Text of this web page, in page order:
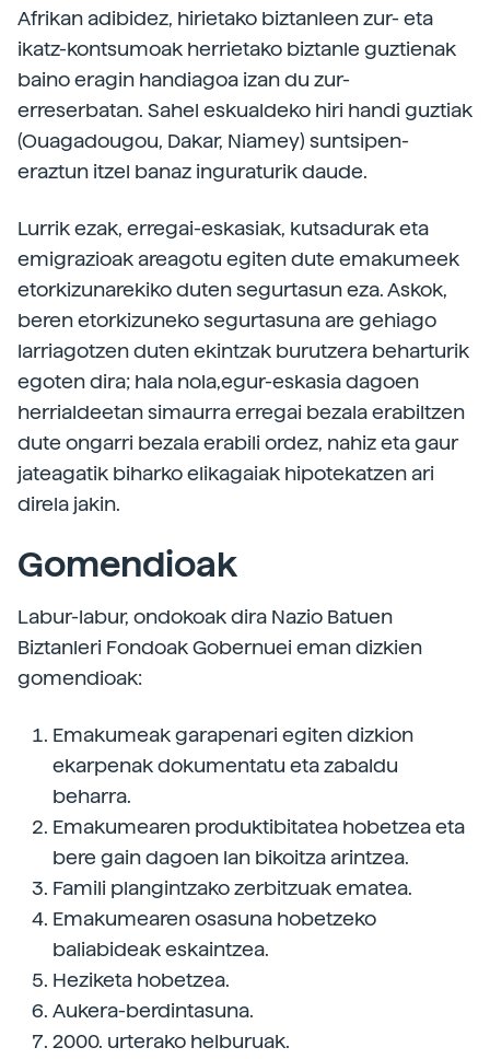
Afrikan adibidez, hirietako biztanleen zur- eta
ikatz-kontsumoak herrietako biztanle guztienak
baino eragin handiagoa izan du zur-
erreserbatan. Sahel eskualdeko hiri handi guztiak
(Ouagadougou, Dakar, Niamey) suntsipen-
eraztun itzel banaz inguraturik daude.
Lurrik ezak, erregai-eskasiak, kutsadurak eta
emigrazioak areagotu egiten dute emakumeek
etorkizunarekiko duten segurtasun eza. Askok,
beren etorkizuneko segurtasuna are gehiago
larriagotzen duten ekintzak burutzera beharturik
egoten dira; hala nola,egur-eskasia dagoen
herrialdeetan simaurra erregai bezala erabiltzen
dute ongarri bezala erabili ordez, nahiz eta gaur
jateagatik biharko elikagaiak hipotekatzen ari
direla jakin.
Gomendioak
Labur-labur, ondokoak dira Nazio Batuen
Biztanleri Fondoak Gobernuei eman dizkien
gomendioak:
Emakumeak garapenari egiten dizkion
ekarpenak dokumentatu eta zabaldu
beharra.
Emakumearen produktibitatea hobetzea eta
bere gain dagoen lan bikoitza arintzea.
Famili plangintzako zerbitzuak ematea.
Emakumearen osasuna hobetzeko
baliabideak eskaintzea.
Heziketa hobetzea.
Aukera-berdintasuna.
2000. urterako helburuak.